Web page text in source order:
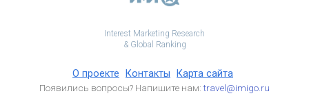
Interest Marketing Research
& Global Ranking
О проекте Контакты Карта сайта
Появились вопросы? Напишите нам:travel@imigo.ru